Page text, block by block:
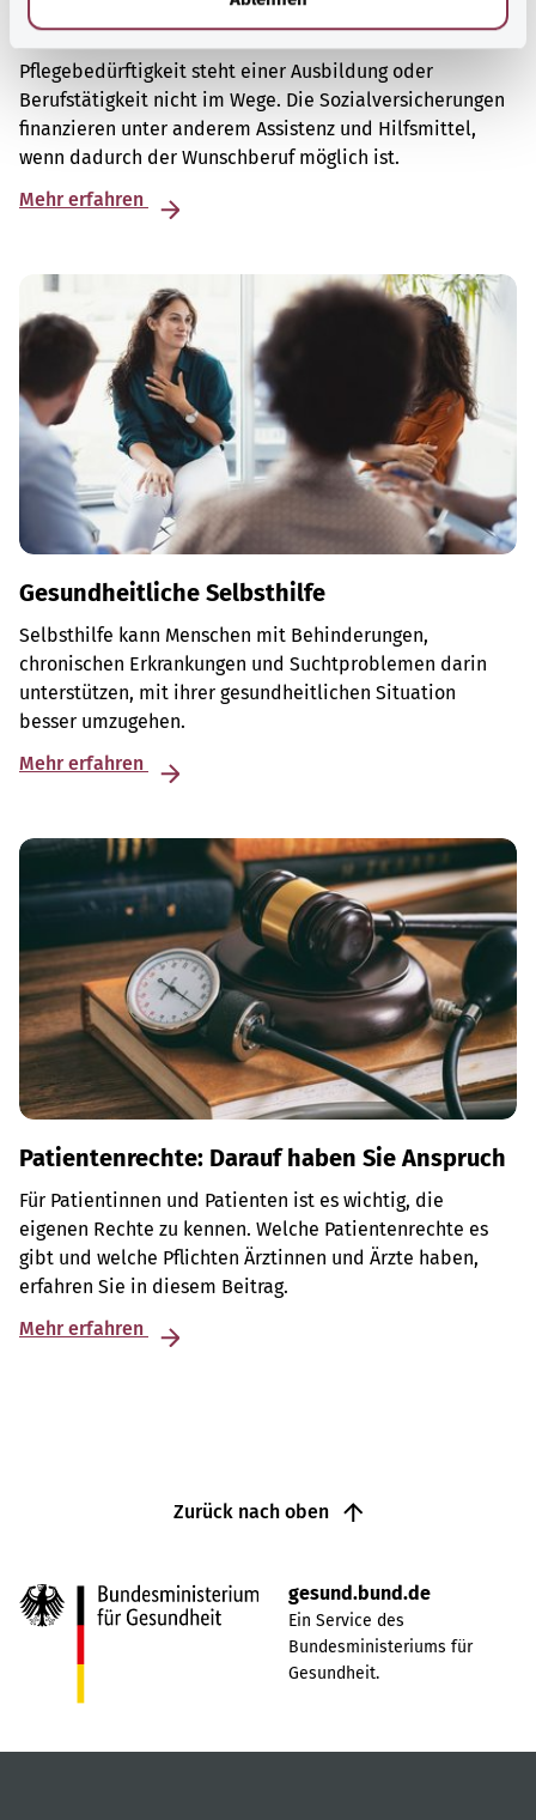
Pflegegrad
Pflegebedürftigkeit steht einer Ausbildung oder
Berufstätigkeit nicht im Wege. Die Sozialversicherungen
finanzieren unter anderem Assistenz und Hilfsmittel,
wenn dadurch der Wunschberuf möglich ist.
Mehr erfahren
Gesundheitliche Selbsthilfe
Selbsthilfe kann Menschen mit Behinderungen,
chronischen Erkrankungen und Suchtproblemen darin
unterstützen, mit ihrer gesundheitlichen Situation
besser umzugehen.
Mehr erfahren
Patientenrechte: Darauf haben Sie Anspruch
Für Patientinnen und Patienten ist es wichtig, die
eigenen Rechte zu kennen. Welche Patientenrechte es
gibt und welche Pflichten Ärztinnen und Ärzte haben,
erfahren Sie in diesem Beitrag.
Mehr erfahren
Zurück nach oben
gesund.bund.de
Ein Service des
Bundesministeriums für
Gesundheit.